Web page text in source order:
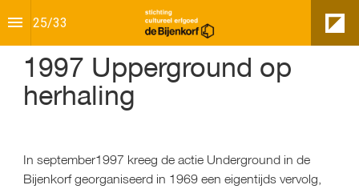
25/33
1997 Upperground op
herhaling
In september1997 kreeg de actie Underground in de
Bijenkorf georganiseerd in 1969 een eigentijds vervolg,